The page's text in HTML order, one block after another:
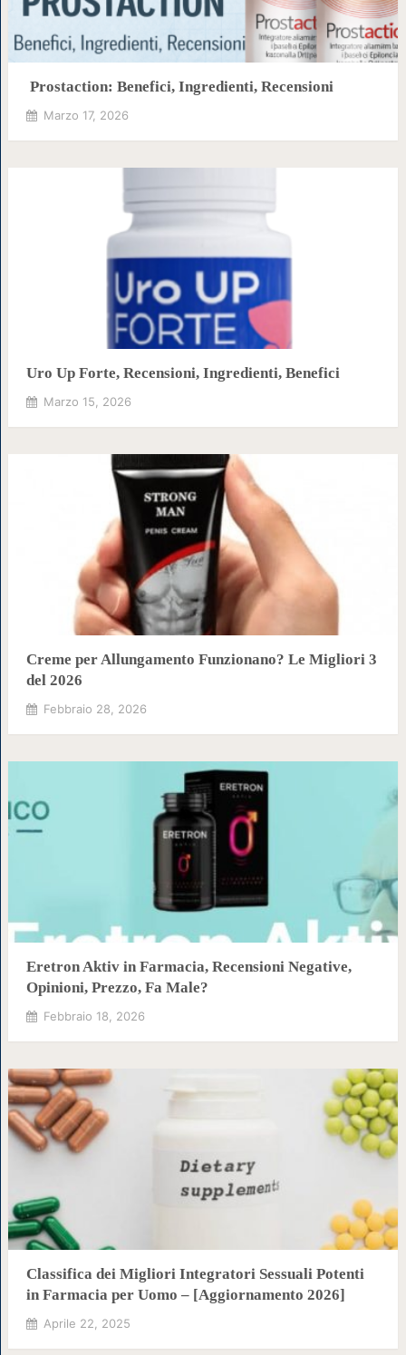
Prostaction: Benefici, Ingredienti, Recensioni
Marzo 17, 2026
Uro Up Forte, Recensioni, Ingredienti, Benefici
Marzo 15, 2026
Creme per Allungamento Funzionano? Le Migliori 3
del 2026
Febbraio 28, 2026
Eretron Aktiv in Farmacia, Recensioni Negative,
Opinioni, Prezzo, Fa Male?
Febbraio 18, 2026
Classifica dei Migliori Integratori Sessuali Potenti
in Farmacia per Uomo – [Aggiornamento 2026]
Aprile 22, 2025